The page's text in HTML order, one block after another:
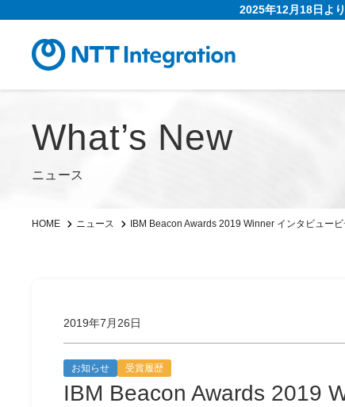
2025年12月18日よ
What’s New
ニュース
HOME ニュース IBM Beacon Awards 2019 Winner インタビュー
2019年7月26日
お知らせ 受賞履歴
IBM Beacon Awards 2019